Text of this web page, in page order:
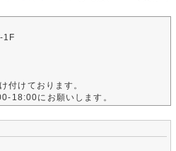
1F
付けております。
18:00にお願いします。